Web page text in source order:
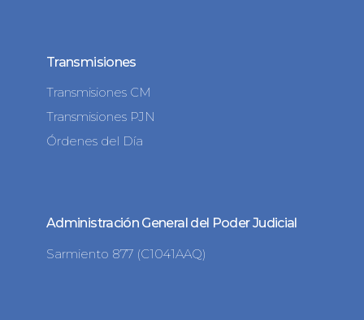
Transmisiones
Transmisiones CM
Transmisiones PJN
Órdenes del Día
Administración General del Poder Judicial
Sarmiento 877 (C1041AAQ)